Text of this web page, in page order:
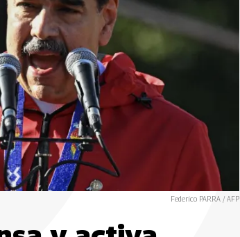
Federico PARRA / AFP